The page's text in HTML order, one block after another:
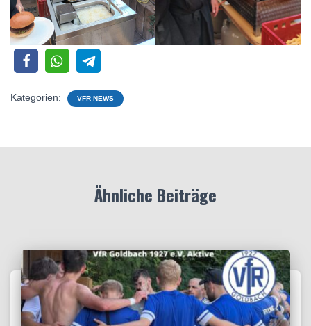
Kategorien: VFR NEWS
Ähnliche Beiträge